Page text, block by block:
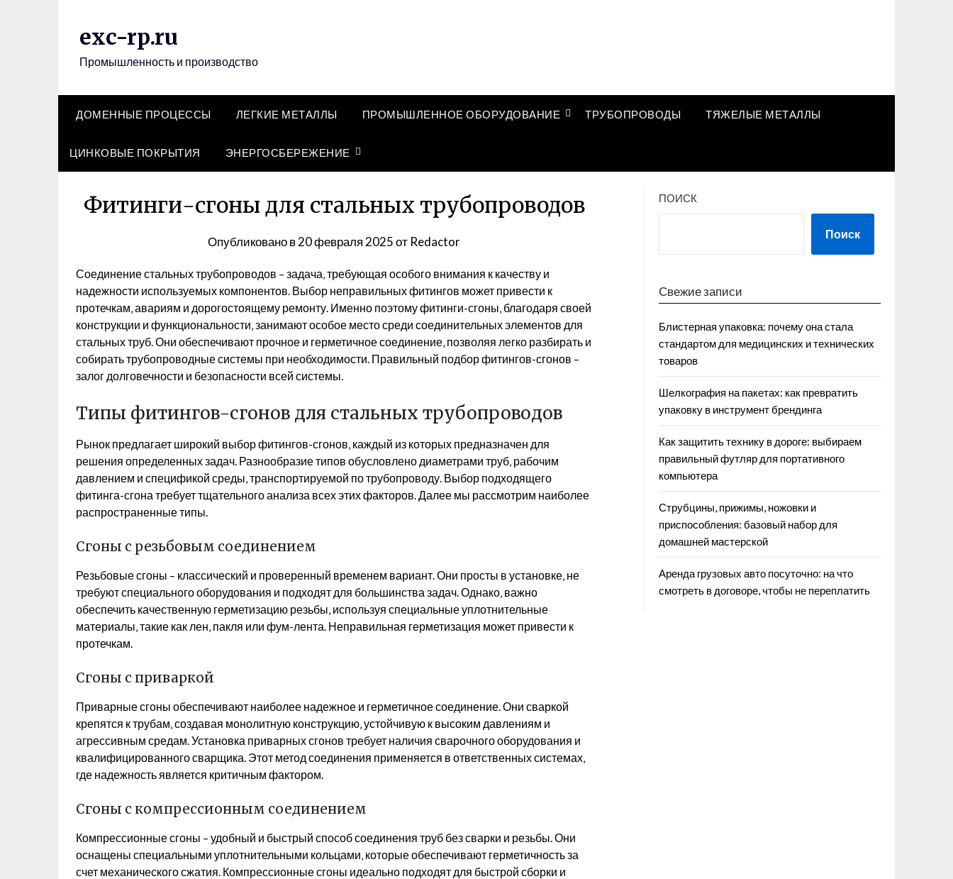
exc-rp.ru
Промышленность и производство
ДОМЕННЫЕ ПРОЦЕССЫ ЛЕГКИЕ МЕТАЛЛЫ ПРОМЫШЛЕННОЕ ОБОРУДОВАНИЕ ТРУБОПРОВОДЫ ТЯЖЕЛЫЕ МЕТАЛЛЫ
ЦИНКОВЫЕ ПОКРЫТИЯ ЭНЕРГОСБЕРЕЖЕНИЕ
Фитинги-сгоны для стальных трубопроводов
Опубликовано в20 февраля 2025от Redactor
Соединение стальных трубопроводов – задача‚ требующая особого внимания к качеству и
надежности используемых компонентов. Выбор неправильных фитингов может привести к
протечкам‚ авариям и дорогостоящему ремонту. Именно поэтому фитинги-сгоны‚ благодаря своей
конструкции и функциональности‚ занимают особое место среди соединительных элементов для
стальных труб. Они обеспечивают прочное и герметичное соединение‚ позволяя легко разбирать и
собирать трубопроводные системы при необходимости. Правильный подбор фитингов-сгонов –
залог долговечности и безопасности всей системы.
Типы фитингов-сгонов для стальных трубопроводов
Рынок предлагает широкий выбор фитингов-сгонов‚ каждый из которых предназначен для
решения определенных задач. Разнообразие типов обусловлено диаметрами труб‚ рабочим
давлением и спецификой среды‚ транспортируемой по трубопроводу. Выбор подходящего
фитинга-сгона требует тщательного анализа всех этих факторов. Далее мы рассмотрим наиболее
распространенные типы.
Сгоны с резьбовым соединением
Резьбовые сгоны – классический и проверенный временем вариант. Они просты в установке‚ не
требуют специального оборудования и подходят для большинства задач. Однако‚ важно
обеспечить качественную герметизацию резьбы‚ используя специальные уплотнительные
материалы‚ такие как лен‚ пакля или фум-лента. Неправильная герметизация может привести к
протечкам.
Сгоны с приваркой
Приварные сгоны обеспечивают наиболее надежное и герметичное соединение. Они сваркой
крепятся к трубам‚ создавая монолитную конструкцию‚ устойчивую к высоким давлениям и
агрессивным средам. Установка приварных сгонов требует наличия сварочного оборудования и
квалифицированного сварщика. Этот метод соединения применяется в ответственных системах‚
где надежность является критичным фактором.
Сгоны с компрессионным соединением
Компрессионные сгоны – удобный и быстрый способ соединения труб без сварки и резьбы. Они
оснащены специальными уплотнительными кольцами‚ которые обеспечивают герметичность за
счет механического сжатия. Компрессионные сгоны идеально подходят для быстрой сборки и
ПОИСК
Поиск
Свежие записи
Блистерная упаковка: почему она стала
стандартом для медицинских и технических
товаров
Шелкография на пакетах: как превратить
упаковку в инструмент брендинга
Как защитить технику в дороге: выбираем
правильный футляр для портативного
компьютера
Струбцины, прижимы, ножовки и
приспособления: базовый набор для
домашней мастерской
Аренда грузовых авто посуточно: на что
смотреть в договоре, чтобы не переплатить